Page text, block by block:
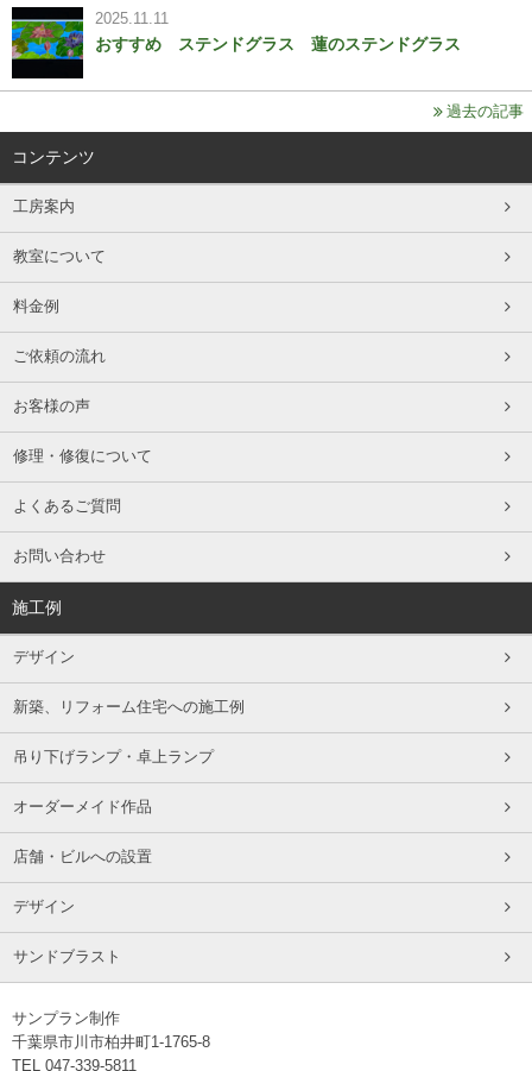
2025.11.11
おすすめ ステンドグラス 蓮のステンドグラス
過去の記事
コンテンツ
工房案内
教室について
料金例
ご依頼の流れ
お客様の声
修理・修復について
よくあるご質問
お問い合わせ
施工例
デザイン
新築、リフォーム住宅への施工例
吊り下げランプ・卓上ランプ
オーダーメイド作品
店舗・ビルへの設置
デザイン
サンドブラスト
サンプラン制作
千葉県市川市柏井町1-1765-8
TEL 047-339-5811